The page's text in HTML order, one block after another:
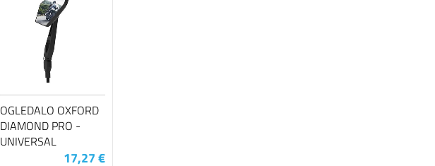
OGLEDALO OXFORD
DIAMOND PRO -
UNIVERSAL
17,27 €